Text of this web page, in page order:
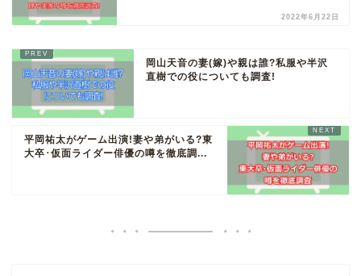
2022年6月22日
岡山天音の妻(嫁)や親は誰?私服や半沢
直樹での役についても調査!
平岡祐太がゲーム出演!妻や弟がいる?東
大卒･仮面ライダー俳優の噂を徹底調...